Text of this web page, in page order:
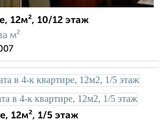
12м², 10/12 этаж
м²
12м², 1/5 этаж